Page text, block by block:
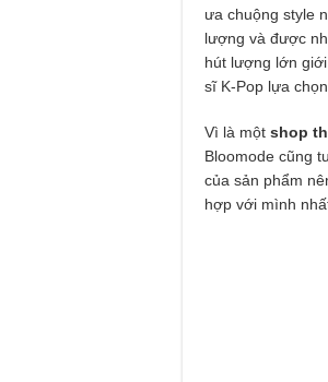
ưa chuộng style
lượng và được
hút lượng lớn
sĩ K-Pop lựa
Vì là một shop
Bloomode cũng
của sản phẩm
hợp với mình